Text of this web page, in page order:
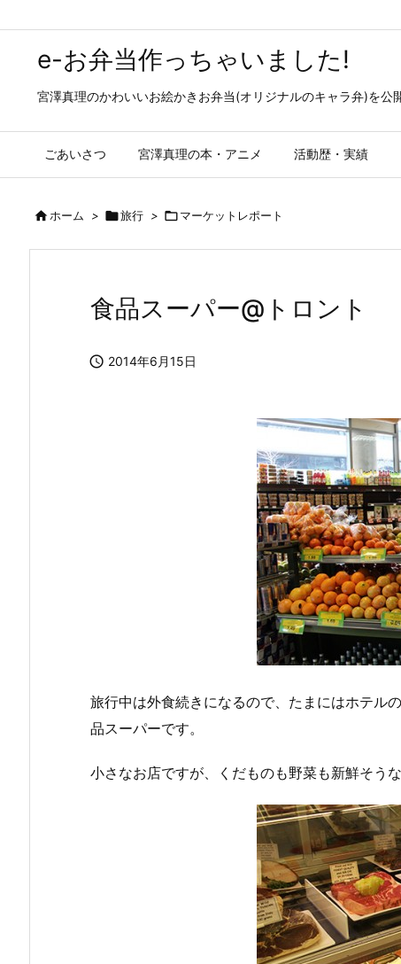
e-お弁当作っちゃいました!
宮澤真理のかわいいお絵かきお弁当(オリジナルのキャラ弁)を
ごあいさつ 宮澤真理の本・アニメ 活動歴・実績
ホーム > 旅行 > マーケットレポート
食品スーパー@トロント
 2014年6月15日
旅行中は外食続きになるので、たまにはホテル
品スーパーです。
小さなお店ですが、くだものも野菜も新鮮そう